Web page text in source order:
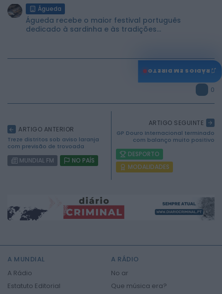
2026 Mundial FM. Todos os direitos reservados.
Águeda
Águeda recebe o maior festival português
dedicado à sardinha e às tradições...
0
ARTIGO ANTERIOR
Treze distritos sob aviso laranja
com previsão de trovoada
MUNDIAL FM NO PAÍS
ARTIGO SEGUINTE
GP Douro Internacional terminado
com balanço muito positivo
DESPORTO
MODALIDADES
A MUNDIAL
A Rádio
Estatuto Editorial
A RÁDIO
No ar
Que música era?
♫
RÁDIOS EM DIRETO